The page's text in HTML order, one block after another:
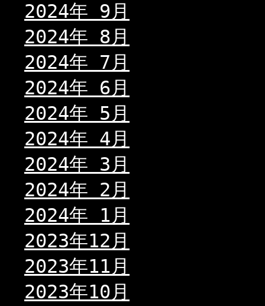
2024年 9月
2024年 8月
2024年 7月
2024年 6月
2024年 5月
2024年 4月
2024年 3月
2024年 2月
2024年 1月
2023年12月
2023年11月
2023年10月